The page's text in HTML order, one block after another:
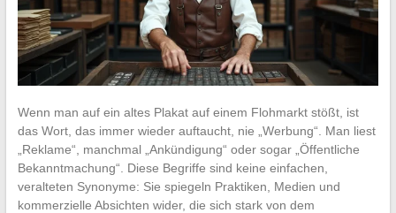
Wenn man auf ein altes Plakat auf einem Flohmarkt stößt, ist
das Wort, das immer wieder auftaucht, nie „Werbung“. Man liest
„Reklame“, manchmal „Ankündigung“ oder sogar „Öffentliche
Bekanntmachung“. Diese Begriffe sind keine einfachen,
veralteten Synonyme: Sie spiegeln Praktiken, Medien und
kommerzielle Absichten wider, die sich stark von dem